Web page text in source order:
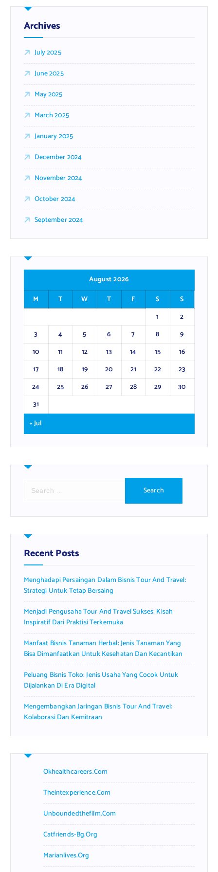
Archives
July 2025
June 2025
May 2025
March 2025
January 2025
December 2024
November 2024
October 2024
September 2024
August 2026
M
T W T F S
S
1
2
3
4 5 6 7 8
9
10
11 12 13 14 15
16
17
18 19 20 21 22
23
24
25 26 27 28 29
30
31
« Jul
r
h
f
o
:
Recent Posts
Menghadapi Persaingan Dalam Bisnis Tour And Travel:
Strategi Untuk Tetap Bersaing
Menjadi Pengusaha Tour And Travel Sukses: Kisah
Inspiratif Dari Praktisi Terkemuka
Manfaat Bisnis Tanaman Herbal: Jenis Tanaman Yang
Bisa Dimanfaatkan Untuk Kesehatan Dan Kecantikan
Peluang Bisnis Toko: Jenis Usaha Yang Cocok Untuk
Dijalankan Di Era Digital
Mengembangkan Jaringan Bisnis Tour And Travel:
Kolaborasi Dan Kemitraan
Okhealthcareers.com
Theintexperience.com
Unboundedthefilm.com
Catfriends-Bg.org
Marianlives.org